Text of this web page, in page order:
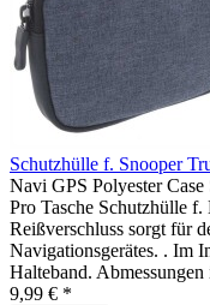
Schutzhülle f. Snooper
Navi GPS Polyester
Pro Tasche Schutzhülle
Reißverschluss sorgt für
Navigationsgerätes. . Im
Halteband.
9,99 € *